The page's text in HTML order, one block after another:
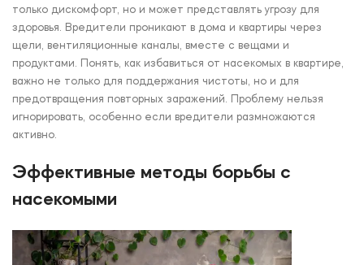
только дискомфорт, но и может представлять угрозу для
здоровья. Вредители проникают в дома и квартиры через
щели, вентиляционные каналы, вместе с вещами и
продуктами. Понять, как избавиться от насекомых в квартире,
важно не только для поддержания чистоты, но и для
предотвращения повторных заражений. Проблему нельзя
игнорировать, особенно если вредители размножаются
активно.
Эффективные методы борьбы с
насекомыми